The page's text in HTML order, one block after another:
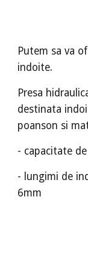
Putem sa va
indoite.
Presa
destinata
poanson si
- capacitate
- lungimi de
6mm